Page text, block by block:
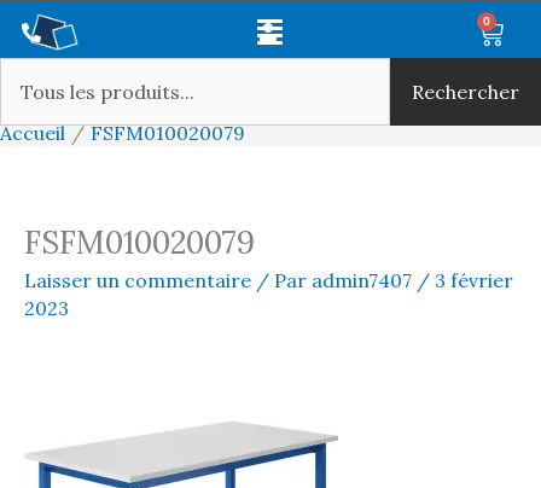
Aller
contenu
Main
0
Rechercher
Accueil
FSFM010020079
FSFM010020079
Laisser un commentaire / Par admin7407 / 3 février
2023